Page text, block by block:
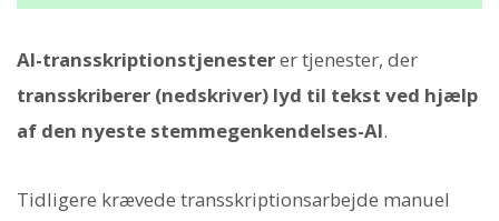
AI-transskriptionstjenesterer tjenester, der
transskriberer (nedskriver) lyd til tekst ved hjælp
af den nyeste stemmegenkendelses-AI.
Tidligere krævede transskriptionsarbejde manuel